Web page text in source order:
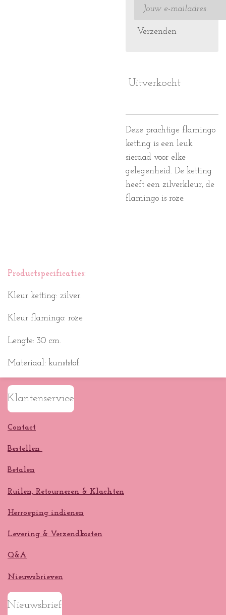
Verzenden
Uitverkocht
Deze prachtige flamingo
ketting is een leuk
sieraad voor elke
gelegenheid. De ketting
heeft een zilverkleur, de
flamingo is roze.
Productspecificaties:
Kleur ketting: zilver.
Kleur flamingo: roze.
Lengte: 30 cm.
Materiaal: kunststof.
Klantenservice
Contact
Bestellen
Betalen
Ruilen, Retourneren & Klachten
Herroeping indienen
Levering & Verzendkosten
Q&A
Nieuwsbrieven
Nieuwsbrief